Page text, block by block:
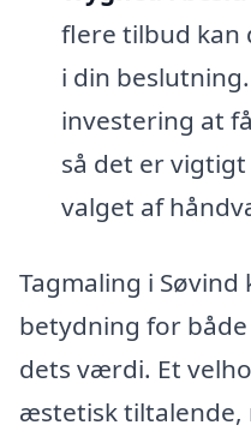
flere tilbud kan
i din
investering at
så det er
valget af
Tagmaling i
betydning for
dets værdi. Et
æstetisk tiltalende,